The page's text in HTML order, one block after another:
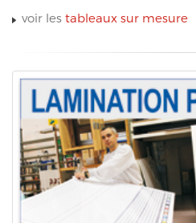
voir les tableaux sur mesure